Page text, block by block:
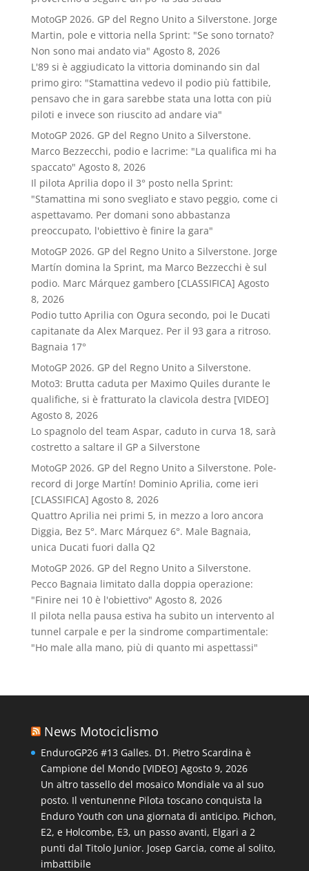
MotoGP 2026. GP del Regno Unito a Silverstone. Jorge
Martin, pole e vittoria nella Sprint: "Se sono tornato?
Non sono mai andato via" Agosto 8, 2026
L'89 si è aggiudicato la vittoria dominando sin dal
primo giro: "Stamattina vedevo il podio più fattibile,
pensavo che in gara sarebbe stata una lotta con più
piloti e invece son riuscito ad andare via"
MotoGP 2026. GP del Regno Unito a Silverstone.
Marco Bezzecchi, podio e lacrime: "La qualifica mi ha
spaccato" Agosto 8, 2026
Il pilota Aprilia dopo il 3° posto nella Sprint:
"Stamattina mi sono svegliato e stavo peggio, come ci
aspettavamo. Per domani sono abbastanza
preoccupato, l'obiettivo è finire la gara"
MotoGP 2026. GP del Regno Unito a Silverstone. Jorge
Martín domina la Sprint, ma Marco Bezzecchi è sul
podio. Marc Márquez gambero [CLASSIFICA] Agosto
8, 2026
Podio tutto Aprilia con Ogura secondo, poi le Ducati
capitanate da Alex Marquez. Per il 93 gara a ritroso.
Bagnaia 17°
MotoGP 2026. GP del Regno Unito a Silverstone.
Moto3: Brutta caduta per Maximo Quiles durante le
qualifiche, si è fratturato la clavicola destra [VIDEO]
Agosto 8, 2026
Lo spagnolo del team Aspar, caduto in curva 18, sarà
costretto a saltare il GP a Silverstone
MotoGP 2026. GP del Regno Unito a Silverstone. Pole-
record di Jorge Martín! Dominio Aprilia, come ieri
[CLASSIFICA] Agosto 8, 2026
Quattro Aprilia nei primi 5, in mezzo a loro ancora
Diggia, Bez 5°. Marc Márquez 6°. Male Bagnaia,
unica Ducati fuori dalla Q2
MotoGP 2026. GP del Regno Unito a Silverstone.
Pecco Bagnaia limitato dalla doppia operazione:
"Finire nei 10 è l'obiettivo" Agosto 8, 2026
Il pilota nella pausa estiva ha subito un intervento al
tunnel carpale e per la sindrome compartimentale:
"Ho male alla mano, più di quanto mi aspettassi"
News Motociclismo
EnduroGP26 #13 Galles. D1. Pietro Scardina è
Campione del Mondo [VIDEO] Agosto 9, 2026
Un altro tassello del mosaico Mondiale va al suo
posto. Il ventunenne Pilota toscano conquista la
Enduro Youth con una giornata di anticipo. Pichon,
E2, e Holcombe, E3, un passo avanti, Elgari a 2
punti dal Titolo Junior. Josep Garcia, come al solito,
imbattibile